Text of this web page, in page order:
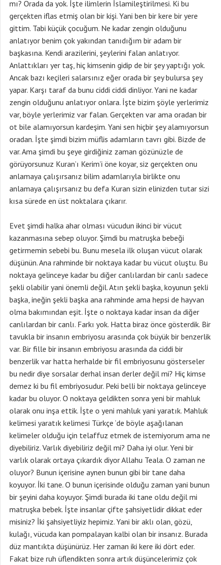
mı? Orada da yok. İşte ilimlerin İslamileştirilmesi. Ki bu
gerçekten iflas etmiş olan bir kişi. Yani ben bir kere bir yere
gittim. Tabi küçük çocuğum. Ne kadar zengin olduğunu
anlatıyor benim çok yakından tanıdığım bir adam bir
başkasına. Kendi arazilerini, şeylerini falan anlatıyor.
Anlattıkları yer taş, hiç kimsenin gidip de bir şey yaptığı yok.
Ancak bazı keçileri salarsınız eğer orada bir şey bulursa şey
yapar. Karşı taraf da bunu ciddi ciddi dinliyor. Yani ne kadar
zengin olduğunu anlatıyor onlara. İşte bizim şöyle yerlerimiz
var, böyle yerlerimiz var falan. Gerçekten var ama oradan bir
ot bile alamıyorsun kardeşim. Yani sen hiçbir şey alamıyorsun
oradan. İşte şimdi bizim müflis adamların tavrı gibi. Bizde de
var. Ama şimdi bu şeye girdiğiniz zaman gözünüzle de
görüyorsunuz Kuran’ı Kerim’i öne koyar, siz gerçekten onu
anlamaya çalışırsanız bilim adamlarıyla birlikte onu
anlamaya çalışırsanız bu defa Kuran sizin elinizden tutar sizi
kısa sürede en üst noktalara çıkarır.
Evet şimdi halka ahar olması vücudun ikinci bir vücut
kazanmasına sebep oluyor. Şimdi bu matruşka bebeği
getirmemin sebebi bu. Bunu mesela ilk oluşan vücut olarak
düşünün. Ana rahminde bir noktaya kadar bu vücut oluştu. Bu
noktaya gelinceye kadar bu diğer canlılardan bir canlı sadece
şekli olabilir yani önemli değil. Atın şekli başka, koyunun şekli
başka, ineğin şekli başka ana rahminde ama hepsi de hayvan
olma bakımından eşit. İşte o noktaya kadar insan da diğer
canlılardan bir canlı. Farkı yok. Hatta biraz önce gösterdik. Bir
tavukla bir insanın embriyosu arasında çok büyük bir benzerlik
var. Bir fille bir insanın embriyosu arasında da ciddi bir
benzerlik var hatta herhalde bir fil embriyosunu gösterseler
bu nedir diye sorsalar derhal insan derler değil mi? Hiç kimse
demez ki bu fil embriyosudur. Peki belli bir noktaya gelinceye
kadar bu oluyor. O noktaya geldikten sonra yeni bir mahluk
olarak onu inşa ettik. İşte o yeni mahluk yani yaratık. Mahluk
kelimesi yaratık kelimesi Türkçe ‘de böyle aşağılanan
kelimeler olduğu için telaffuz etmek de istemiyorum ama ne
diyebiliriz. Varlık diyebiliriz değil mi? Daha iyi olur. Yeni bir
varlık olarak ortaya çıkardık diyor Allahu Teala. O zaman ne
oluyor? Bunun içerisine aynen bunun gibi bir tane daha
koyuyor. İki tane. O bunun içerisinde olduğu zaman yani bunun
bir şeyini daha koyuyor. Şimdi burada iki tane oldu değil mi
matruşka bebek. İşte insanlar çifte şahsiyetlidir dikkat eder
misiniz? İki şahsiyetliyiz hepimiz. Yani bir aklı olan, gözü,
kulağı, vücuda kan pompalayan kalbi olan bir insanız. Burada
düz mantıkta düşünürüz. Her zaman iki kere iki dört eder.
Fakat bize ruh üflendikten sonra artık düşüncelerimiz çok